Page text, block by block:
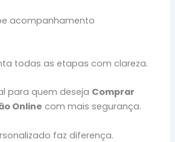
acompanhamento
todas as etapas com clareza.
para quem deseja Comprar
Online com mais segurança.
faz diferença.